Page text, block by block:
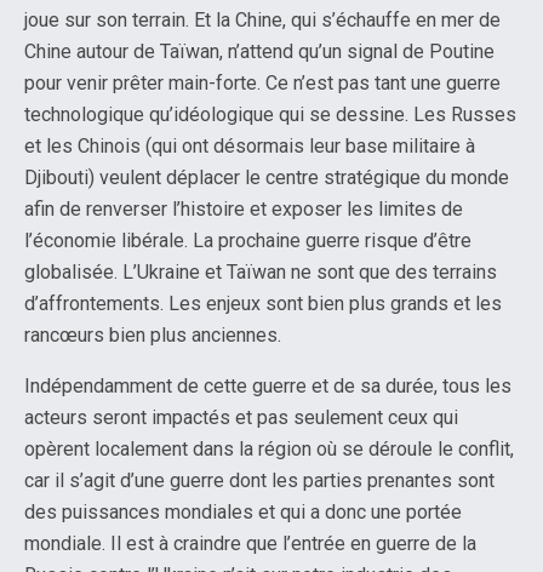
joue sur son terrain. Et la Chine, qui s’échauffe en mer de
Chine autour de Taïwan, n’attend qu’un signal de Poutine
pour venir prêter main-forte. Ce n’est pas tant une guerre
technologique qu’idéologique qui se dessine. Les Russes
et les Chinois (qui ont désormais leur base militaire à
Djibouti) veulent déplacer le centre stratégique du monde
afin de renverser l’histoire et exposer les limites de
l’économie libérale. La prochaine guerre risque d’être
globalisée. L’Ukraine et Taïwan ne sont que des terrains
d’affrontements. Les enjeux sont bien plus grands et les
rancœurs bien plus anciennes.
Indépendamment de cette guerre et de sa durée, tous les
acteurs seront impactés et pas seulement ceux qui
opèrent localement dans la région où se déroule le conflit,
car il s’agit d’une guerre dont les parties prenantes sont
des puissances mondiales et qui a donc une portée
mondiale. Il est à craindre que l’entrée en guerre de la